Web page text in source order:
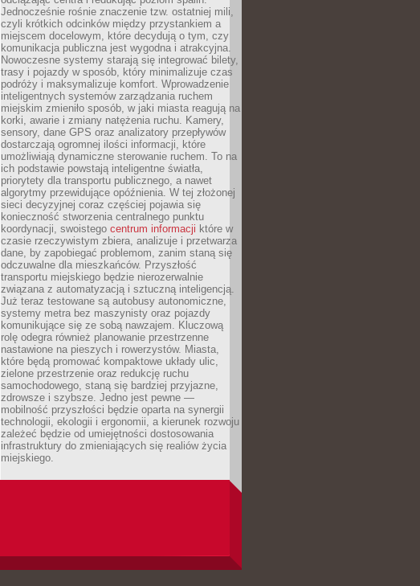
Jednocześnie rośnie znaczenie tzw. ostatniej mili,
czyli krótkich odcinków między przystankiem a
miejscem docelowym, które decydują o tym, czy
komunikacja publiczna jest wygodna i atrakcyjna.
Nowoczesne systemy starają się integrować bilety,
trasy i pojazdy w sposób, który minimalizuje czas
podróży i maksymalizuje komfort. Wprowadzenie
inteligentnych systemów zarządzania ruchem
miejskim zmieniło sposób, w jaki miasta reagują na
korki, awarie i zmiany natężenia ruchu. Kamery,
sensory, dane GPS oraz analizatory przepływów
dostarczają ogromnej ilości informacji, które
umożliwiają dynamiczne sterowanie ruchem. To na
ich podstawie powstają inteligentne światła,
priorytety dla transportu publicznego, a nawet
algorytmy przewidujące opóźnienia. W tej złożonej
sieci decyzyjnej coraz częściej pojawia się
konieczność stworzenia centralnego punktu
koordynacji, swoistego centrum informacji które w
czasie rzeczywistym zbiera, analizuje i przetwarza
dane, by zapobiegać problemom, zanim staną się
odczuwalne dla mieszkańców. Przyszłość
transportu miejskiego będzie nierozerwalnie
związana z automatyzacją i sztuczną inteligencją.
Już teraz testowane są autobusy autonomiczne,
systemy metra bez maszynisty oraz pojazdy
komunikujące się ze sobą nawzajem. Kluczową
rolę odegra również planowanie przestrzenne
nastawione na pieszych i rowerzystów. Miasta,
które będą promować kompaktowe układy ulic,
zielone przestrzenie oraz redukcję ruchu
samochodowego, staną się bardziej przyjazne,
zdrowsze i szybsze. Jedno jest pewne —
mobilność przyszłości będzie oparta na synergii
technologii, ekologii i ergonomii, a kierunek rozwoju
zależeć będzie od umiejętności dostosowania
infrastruktury do zmieniających się realiów życia
miejskiego.